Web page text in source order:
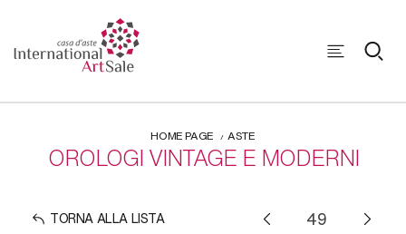
HOME PAGE ASTE
OROLOGI VINTAGE E MODERNI
TORNA ALLA LISTA